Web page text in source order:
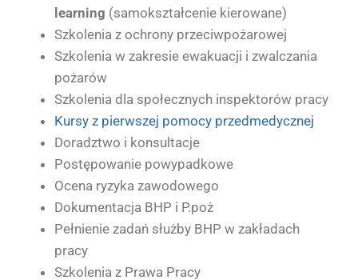
learning (samokształcenie kierowane)
Szkolenia z ochrony przeciwpożarowej
Szkolenia w zakresie ewakuacji i zwalczania
pożarów
Szkolenia dla społecznych inspektorów pracy
Kursy z pierwszej pomocy przedmedycznej
Doradztwo i konsultacje
Postępowanie powypadkowe
Ocena ryzyka zawodowego
Dokumentacja BHP i P.poż
Pełnienie zadań służby BHP w zakładach
pracy
Szkolenia z Prawa Pracy